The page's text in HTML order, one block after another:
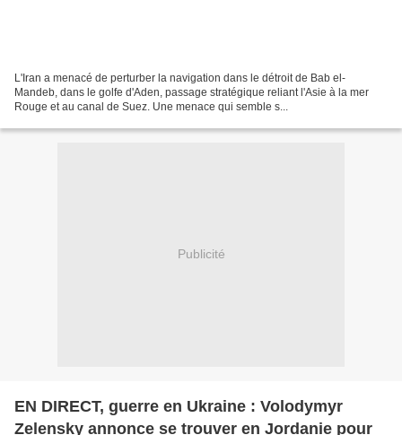
L'Iran a menacé de perturber la navigation dans le détroit de Bab el-
Mandeb, dans le golfe d'Aden, passage stratégique reliant l'Asie à la mer
Rouge et au canal de Suez. Une menace qui semble s...
Publicité
EN DIRECT, guerre en Ukraine : Volodymyr
Zelensky annonce se trouver en Jordanie pour